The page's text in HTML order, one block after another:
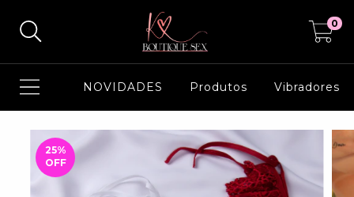
0
NOVIDADES Produtos Vibradores
25%
OFF